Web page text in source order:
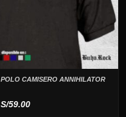
POLO CAMISERO ANNIHILATOR
S/59.00